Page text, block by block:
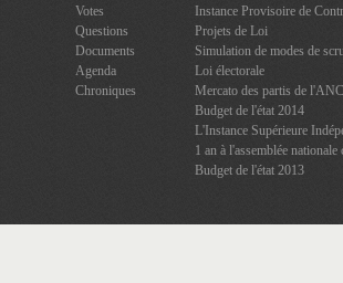
Votes
Questions
Documents
Agenda
Chroniques
Instance Provisoire de
Projets de Loi
Simulation de modes de
Loi électorale
Mercato des partis de l'ANC
Budget de l'état 2014
L'Instance Supérieure
1 an à l'assemblée nationale
Budget de l'état 2013